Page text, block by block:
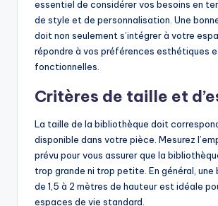
essentiel de considérer vos besoins en
de style et de personnalisation. Une
doit non seulement s’intégrer à votre
répondre à vos préférences esthétiques
fonctionnelles.
Critères de taille et
La taille de la bibliothèque doit
disponible dans votre pièce. Mesurez
prévu pour vous assurer que la
trop grande ni trop petite. En général, une
de 1,5 à 2 mètres de hauteur est idéale
espaces de vie standard.